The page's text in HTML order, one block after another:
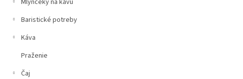
Baristické potreby
Káva
Praženie
Čaj